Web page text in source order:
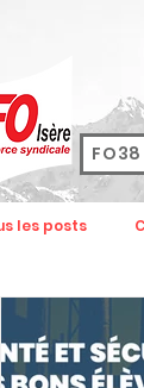
FO38
les posts
ENSEIGNEMENT